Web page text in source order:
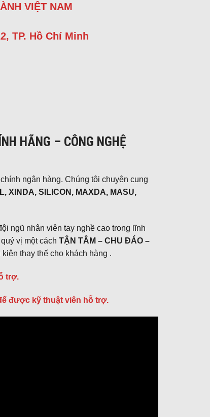
VIỆT NAM
TP. Hồ Chí Minh
HÃNG – CÔNG NGHỆ
ngân hàng. Chúng tôi chuyên cung
XINDA, SILICON, MAXDA, MASU,
ngũ nhân viên tay nghề cao trong lĩnh
vị một cách TẬN TÂM – CHU ĐÁO –
thay thế cho khách hàng .
trợ.
được kỹ thuật viên hỗ trợ.